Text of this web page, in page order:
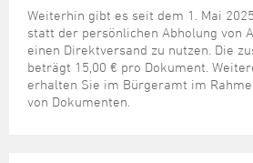
Weiterhin gibt es seit dem 1. Mai
statt der persönlichen Abholung von
einen Direktversand zu nutzen. Die
beträgt 15,00 € pro Dokument.
erhalten Sie im Bürgeramt im
von Dokumenten.